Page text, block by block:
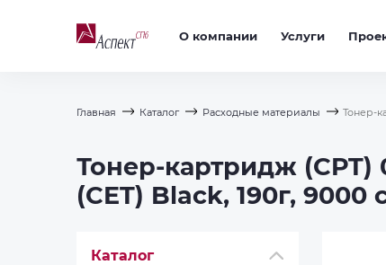
О компании Услуги
Главная Каталог Расходные материалы Тонер-
Тонер-картридж (CPT)
(CET) Black, 190г, 9000
Каталог